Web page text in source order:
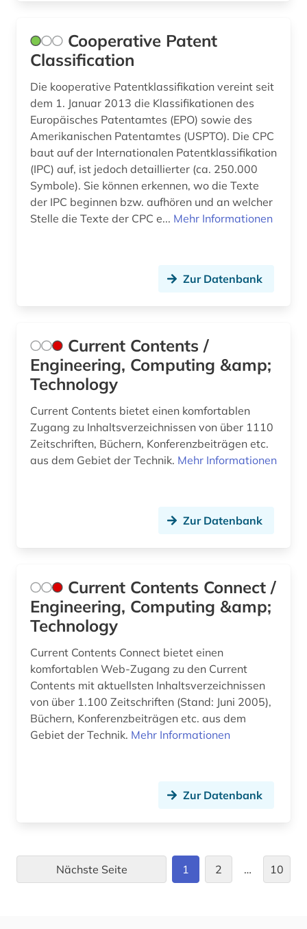
mikrosystemtechnik (3)
mitgliedsstaaten (1)
mobilität (1)
mobilitätstechnologie (1)
motorenbau (1)
multidisziplinär (1)
nanotechnologie (7)
naturgefahr (1)
naturwissenschaft (2)
networking &amp; broadcasting (1)
neue medien (1)
neuheit (2)
neural computation (1)
nichtmetallischer werkstoff (1)
norm (8)
oecd (2)
Cooperative Patent
Classification
Die kooperative Patentklassifikation vereint seit
dem 1. Januar 2013 die Klassifikationen des
Europäisches Patentamtes (EPO) sowie des
Amerikanischen Patentamtes (USPTO). Die CPC
baut auf der Internationalen Patentklassifikation
(IPC) auf, ist jedoch detaillierter (ca. 250.000
Symbole). Sie können erkennen, wo die Texte
der IPC beginnen bzw. aufhören und an welcher
Stelle die Texte der CPC e... Mehr Informationen
Zur Datenbank
Current Contents /
Engineering, Computing &amp;
Technology
Current Contents bietet einen komfortablen
Zugang zu Inhaltsverzeichnissen von über 1110
Zeitschriften, Büchern, Konferenzbeiträgen etc.
aus dem Gebiet der Technik. Mehr Informationen
Zur Datenbank
Current Contents Connect /
Engineering, Computing &amp;
Technology
Current Contents Connect bietet einen
komfortablen Web-Zugang zu den Current
Contents mit aktuellsten Inhaltsverzeichnissen
von über 1.100 Zeitschriften (Stand: Juni 2005),
Büchern, Konferenzbeiträgen etc. aus dem
Gebiet der Technik. Mehr Informationen
Zur Datenbank
Nächste Seite 1 2 … 10